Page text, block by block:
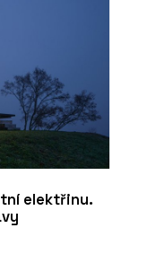
elektřinu.